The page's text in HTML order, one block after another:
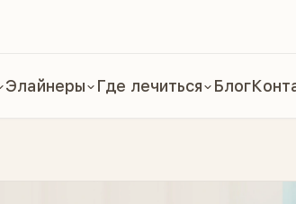
Элайнеры Где лечиться Блог